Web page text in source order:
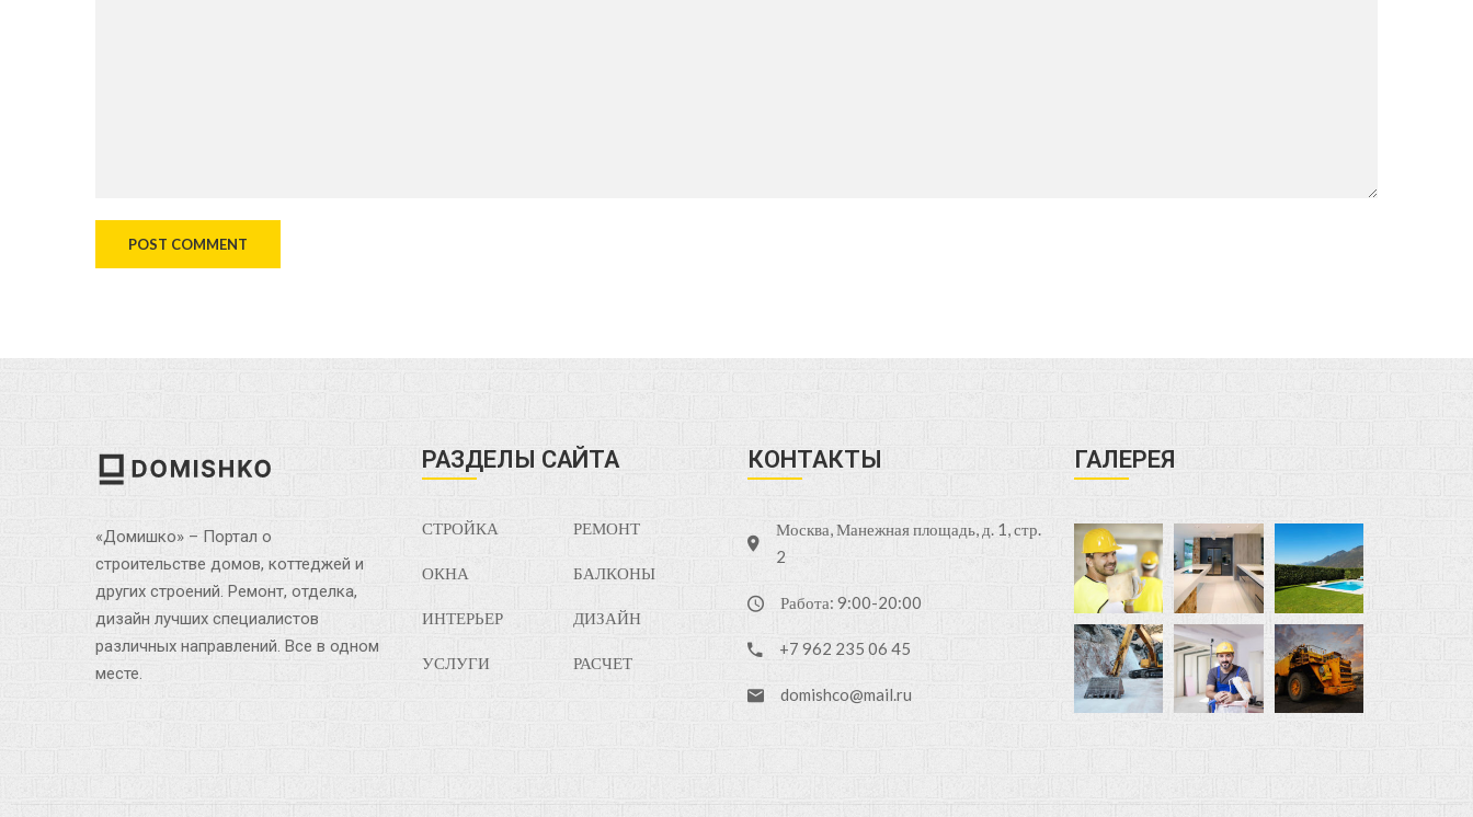
«Домишко» – Портал о
строительстве домов, коттеджей и
других строений. Ремонт, отделка,
дизайн лучших специалистов
различных направлений. Все в одном
месте.
РАЗДЕЛЫ САЙТА
СТРОЙКА
ОКНА
ИНТЕРЬЕР
УСЛУГИ
РЕМОНТ
БАЛКОНЫ
ДИЗАЙН
РАСЧЕТ
КОНТАКТЫ
Москва, Манежная площадь, д. 1, стр.
2
Работа: 9:00-20:00
+7 962 235 06 45
domishco@mail.ru
ГАЛЕРЕЯ